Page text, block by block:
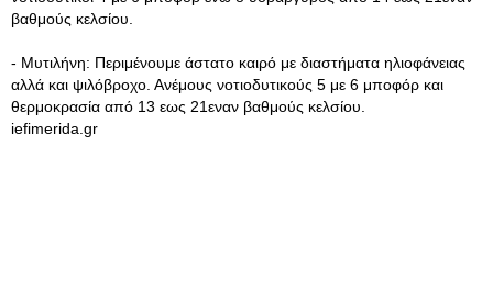
βαθμούς κελσίου.
- Μυτιλήνη: Περιμένουμε άστατο καιρό με διαστήματα ηλιοφάνειας
αλλά και ψιλόβροχο. Ανέμους νοτιοδυτικούς 5 με 6 μποφόρ και
θερμοκρασία από 13 εως 21εναν βαθμούς κελσίου.
iefimerida.gr